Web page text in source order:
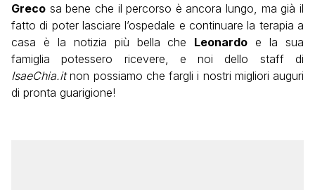
Greco sa bene che il percorso è ancora lungo, ma già il
fatto di poter lasciare l’ospedale e continuare la terapia a
casa è la notizia più bella che Leonardo e la sua
famiglia potessero ricevere, e noi dello staff di
IsaeChia.itnon possiamo che fargli i nostri migliori auguri
di pronta guarigione!